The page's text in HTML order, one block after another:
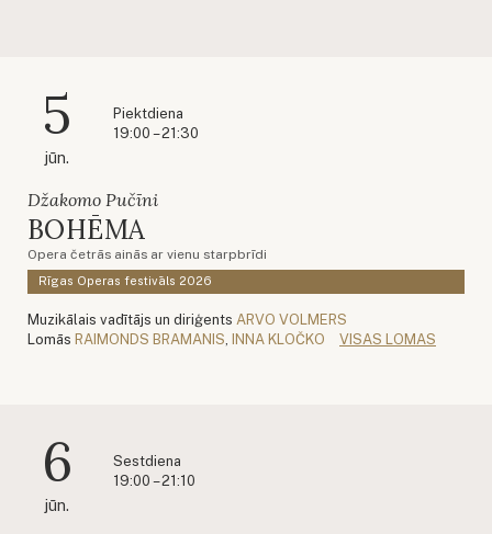
5
jūn.
Piektdiena
19:00 – 21:30
Džakomo Pučīni
BOHĒMA
Opera četrās ainās ar vienu starpbrīdi
Rīgas Operas festivāls 2026
Muzikālais vadītājs un diriģents ARVO VOLMERS
Lomās RAIMONDS BRAMANIS INNA KLOČKO VISAS LOMAS
6
jūn.
Sestdiena
19:00 – 21:10